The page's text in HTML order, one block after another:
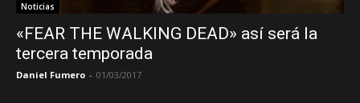
Noticias
«FEAR THE WALKING DEAD» así será la
tercera temporada
Daniel Fumero - 01/03/2017